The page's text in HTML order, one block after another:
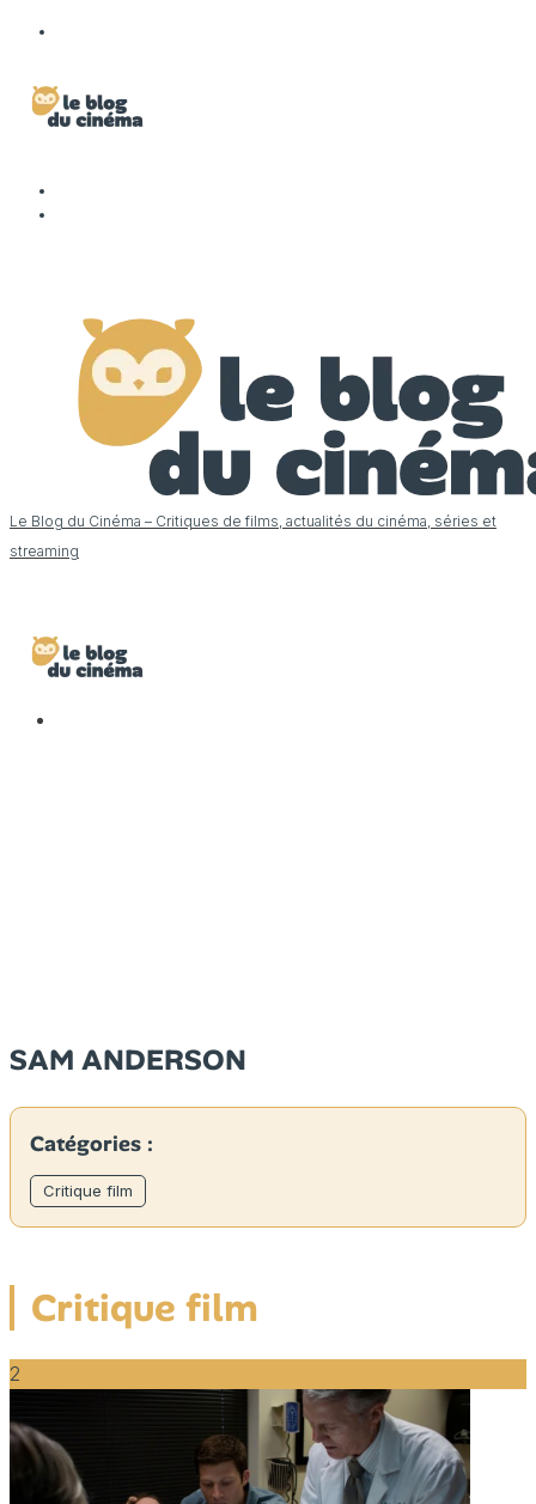
Le Blog du Cinéma – Critiques de films, actualités du cinéma, séries et
streaming
SAM ANDERSON
Catégories :
Critique film
Critique film
2